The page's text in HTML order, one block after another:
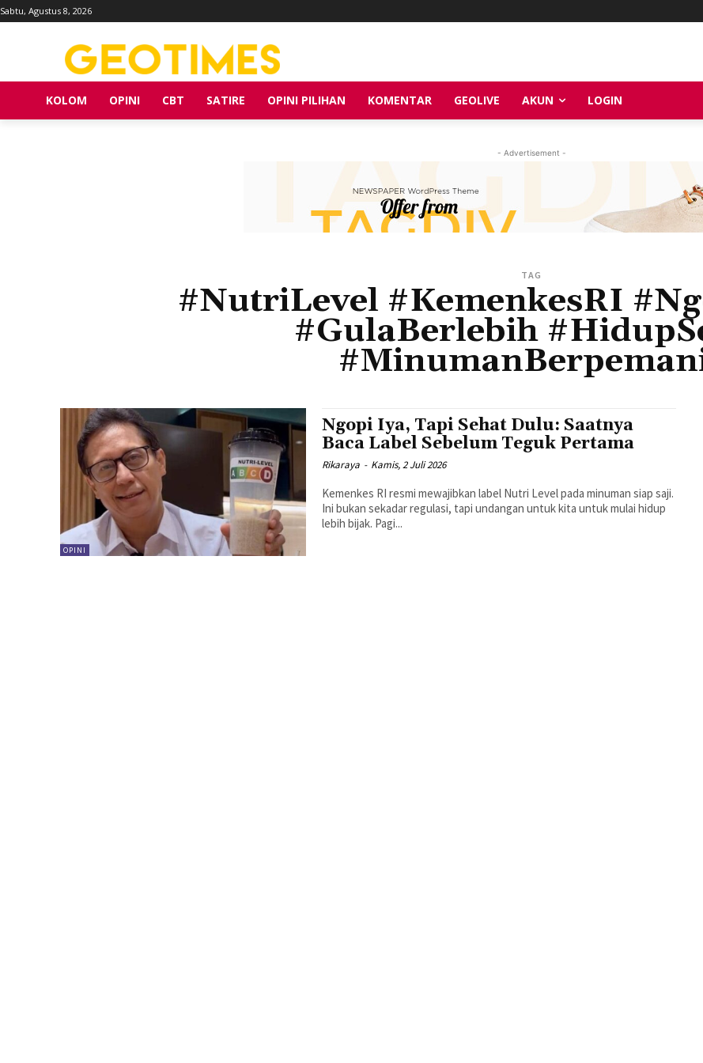
Sabtu, Agustus 8, 2026
KOLOM OPINI CBT SATIRE OPINI PILIHAN KOMENTAR GEOLIVE AKUN LOGIN
- Advertisement -
TAG
#NutriLevel #KemenkesRI
#GulaBerlebih
OPINI
Ngopi Iya, Tapi Sehat Dulu: Saatnya
Baca Label Sebelum Teguk Pertama
Rikaraya - Kamis, 2 Juli 2026
Kemenkes RI resmi mewajibkan label Nutri Level pada minuman siap saji.
Ini bukan sekadar regulasi, tapi undangan untuk kita untuk mulai hidup
lebih bijak. Pagi...